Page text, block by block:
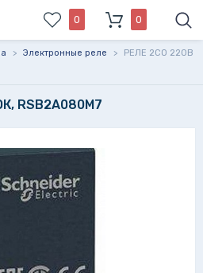
0 0
> Электронные реле >
РЕЛЕ 2CO 220В
RSB2A080M7